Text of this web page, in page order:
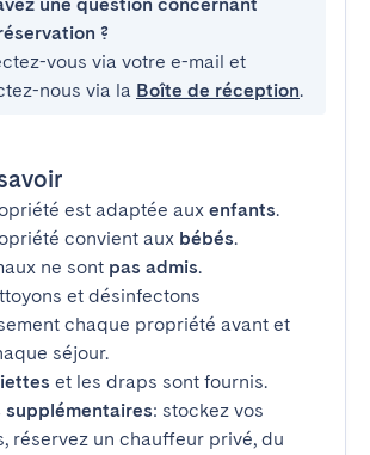
?
vous via votre e-mail et
nous via la Boîte de réception.
est adaptée aux enfants.
convient aux bébés.
ne sont pas admis.
et désinfectons
chaque propriété avant et
séjour.
et les draps sont fournis.
supplémentaires: stockez vos
réservez un chauffeur privé, du